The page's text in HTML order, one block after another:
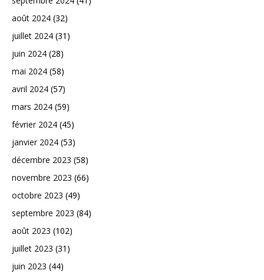
août 2024 (32)
juillet 2024 (31)
juin 2024 (28)
mai 2024 (58)
avril 2024 (57)
mars 2024 (59)
février 2024 (45)
janvier 2024 (53)
décembre 2023 (58)
novembre 2023 (66)
octobre 2023 (49)
septembre 2023 (84)
août 2023 (102)
juillet 2023 (31)
juin 2023 (44)